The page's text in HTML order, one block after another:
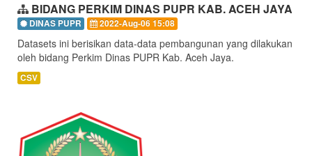
BIDANG PERKIM DINAS PUPR KAB. ACEH JAYA
DINAS PUPR 2022-Aug-06 15:08
Datasets ini berisikan data-data pembangunan yang dilakukan
oleh bidang Perkim Dinas PUPR Kab. Aceh Jaya.
CSV